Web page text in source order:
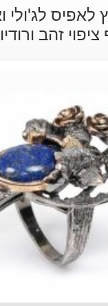
לאפיס לג'ולי
זהב